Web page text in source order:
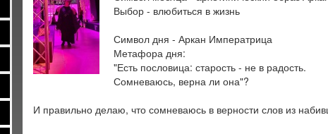
Выбор - влюбиться в жизнь
Символ дня - Аркан Императрица
Метафора дня:
"Есть пословица: старость - не в радость.
Сомневаюсь, верна ли она"?
И правильно делаю, что сомневаюсь в верности слов из